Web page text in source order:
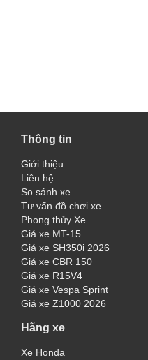
Thông tin
Giới thiệu
Liên hệ
So sánh xe
Tư vấn đồ chơi xe
Phong thủy Xe
Giá xe MT-15
Giá xe SH350i 2026
Giá xe CBR 150
Giá xe R15V4
Giá xe Vespa Sprint
Giá xe Z1000 2026
Hãng xe
Xe Honda